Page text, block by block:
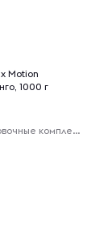
Motion
1000 г
Посттренировочные комплексы